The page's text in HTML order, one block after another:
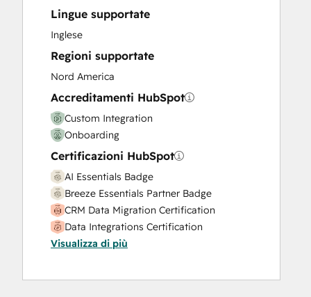
Lingue supportate
Inglese
Regioni supportate
Nord America
Accreditamenti HubSpot
Custom Integration
Onboarding
Certificazioni HubSpot
AI Essentials Badge
Breeze Essentials Partner Badge
CRM Data Migration Certification
Data Integrations Certification
Digital Marketing
APIs
Visualizza di più